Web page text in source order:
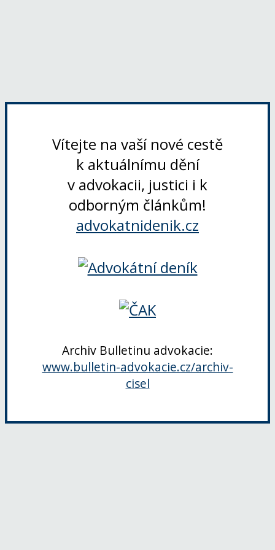
Vítejte na vaší nové cestě
k aktuálnímu dění
v advokacii, justici i k
odborným článkům!
advokatnidenik.cz
Archiv Bulletinu advokacie:
www.bulletin-advokacie.cz/archiv-
cisel